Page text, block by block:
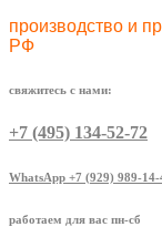
производство и
РФ
свяжитесь с нами:
+7 (495) 134-52-72
WhatsApp +7 (929) 989-14-
работаем для вас пн-сб